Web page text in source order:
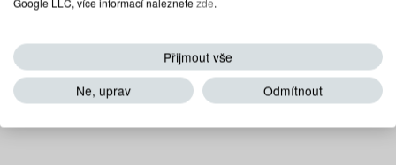
Přijmout vše
Ne, uprav
Odmítnout